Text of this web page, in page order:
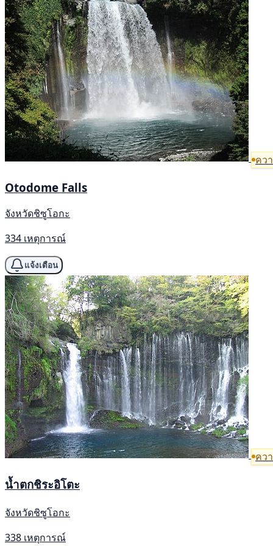
คว
Otodome Falls
จังหวัดชิซูโอกะ
334 เหตุการณ์
แจ้งเตือน
คว
น้ำตกชิระอิโตะ
จังหวัดชิซูโอกะ
338 เหตุการณ์